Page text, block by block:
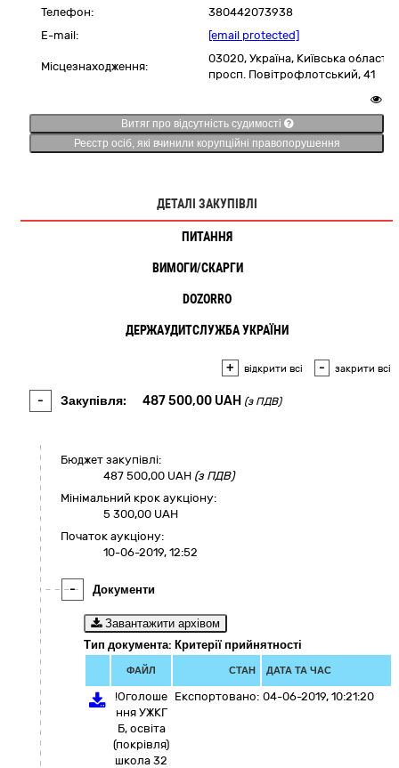
Телефон:
380442073938
E-mail:
[email protected]
Місцезнаходження:
03020, Україна, Київська область,
просп. Повітрофлотський, 41
Витяг про відсутність судимості
Реєстр осіб, які вчинили корупційні правопорушення
ДЕТАЛІ ЗАКУПІВЛІ
ПИТАННЯ
ВИМОГИ/СКАРГИ
DOZORRO
ДЕРЖАУДИТСЛУЖБА УКРАЇНИ
+ відкрити всі - закрити всі
- Закупівля: 487 500,00 UAH (з ПДВ)
Бюджет закупівлі:
487 500,00 UAH (з ПДВ)
Мінімальний крок аукціону:
5 300,00 UAH
Початок аукціону:
10-06-2019, 12:52
- Документи
Завантажити архівом
Тип документа: Критерії прийнятності
ФАЙЛ СТАН ДАТА ТА ЧАС
!Оголоше
ння УЖКГ
Б, освіта
(покрівля)
школа 32
Експортовано: 04-06-2019, 10:21:20